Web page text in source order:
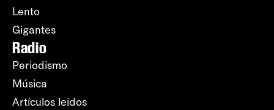
Lento
Gigantes
Radio
Periodismo
Música
Artículos leídos